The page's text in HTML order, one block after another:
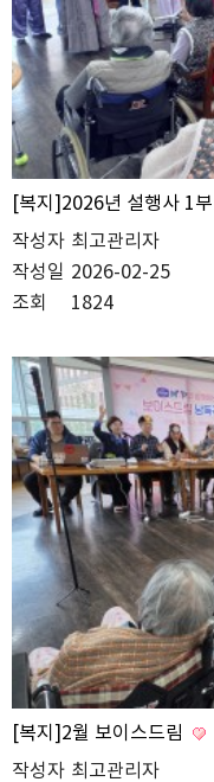
[복지]2026년 설행사 1부
작성자 최고관리자
작성일 2026-02-25
조회
1824
[복지]2월 보이스드림
작성자 최고관리자